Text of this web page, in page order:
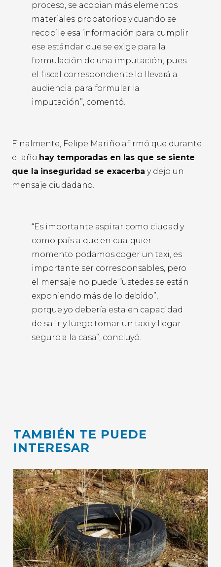
proceso, se acopian más elementos
materiales probatorios y cuando se
recopile esa información para cumplir
ese estándar que se exige para la
formulación de una imputación, pues
el fiscal correspondiente lo llevará a
audiencia para formular la
imputación”, comentó.
Finalmente, Felipe Mariño afirmó que durante
el año hay temporadas en las que se siente
que la inseguridad se exacerba y dejo un
mensaje ciudadano.
“Es importante aspirar como ciudad y
como país a que en cualquier
momento podamos coger un taxi, es
importante ser corresponsables, pero
el mensaje no puede “ustedes se están
exponiendo más de lo debido”,
porque yo debería esta en capacidad
de salir y luego tomar un taxi y llegar
seguro a la casa”, concluyó.
TAMBIÉN TE PUEDE
INTERESAR